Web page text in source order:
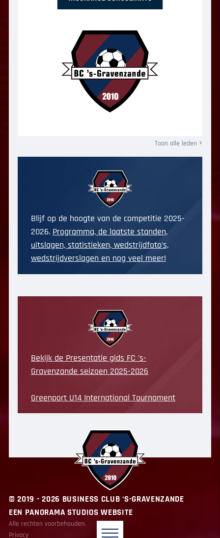
Toon alle leden
Blijf op de hoogte van de competitie 2025-
2026. Programma, de laatste standen,
uitslagen, statistieken, wedstrijdfoto's,
wedstrijdverslagen en nog veel meer!
Bekijk de Presentatie gids FC 's-
Gravenzande seizoen 2025-2026
Greenport U14 International Tournament
BC ‘s-Gravenzande
© 2019 - 2026 BUSINESS CLUB ‘S-GRAVENZANDE
EEN PANORAMA STUDIOS WEBSITE
Alle rechten voorbehouden.
Privacy